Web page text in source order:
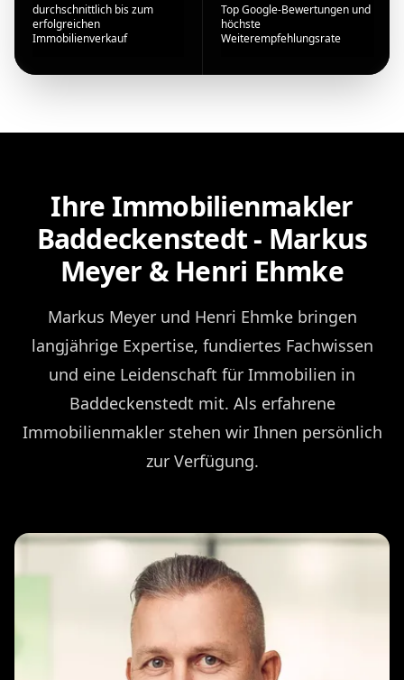
durchschnittlich bis zum
erfolgreichen
Immobilienverkauf
Top Google-Bewertungen und
höchste
Weiterempfehlungsrate
Ihre Immobilienmakler
Baddeckenstedt - Markus
Meyer & Henri Ehmke
Markus Meyer und Henri Ehmke bringen
langjährige Expertise, fundiertes Fachwissen
und eine Leidenschaft für Immobilien in
Baddeckenstedt mit. Als erfahrene
Immobilienmakler stehen wir Ihnen persönlich
zur Verfügung.